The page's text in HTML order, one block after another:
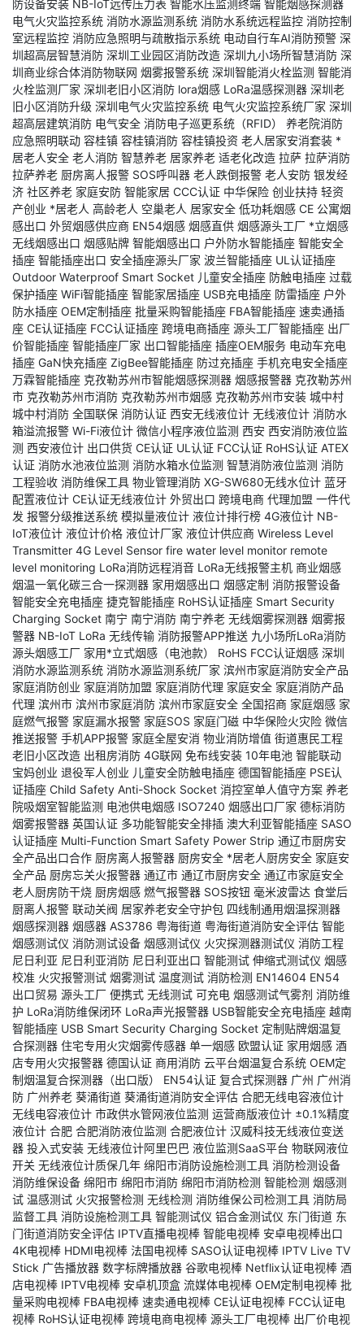
防设备安装 NB-IoT远传压力表 智能水压监测终端 智能烟感探测器
电气火灾监控系统 消防水源监测系统 消防水系统远程监控 消防控制
室远程监控 消防应急照明与疏散指示系统 电动自行车AI消防预警 深
圳超高层智慧消防 深圳工业园区消防改造 深圳九小场所智慧消防 深
圳商业综合体消防物联网 烟雾报警系统 深圳智能消火栓监测 智能消
火栓监测厂家 深圳老旧小区消防 lora烟感 LoRa温感探测器 深圳老
旧小区消防升级 深圳电气火灾监控系统 电气火灾监控系统厂家 深圳
超高层建筑消防 电气安全 消防电子巡更系统（RFID）
养老院消防
应急照明联动 容桂镇 容桂镇消防 容桂镇投资 老人居家安消套装 *
居老人安全 老人消防 智慧养老 居家养老 适老化改造 拉萨 拉萨消防
拉萨养老 厨房离人报警 SOS呼叫器 老人跌倒报警 老人安防 银发经
济 社区养老 家庭安防 智能家居 CCC认证 中华保险 创业扶持 轻资
产创业 *居老人 高龄老人 空巢老人 居家安全 低功耗烟感 CE 公寓烟
感出口 外贸烟感供应商 EN54烟感 烟感直供 烟感源头工厂 *立烟感
无线烟感出口 烟感贴牌 智能烟感出口 户外防水智能插座 智能安全
插座 智能插座出口 安全插座源头厂家 波兰智能插座 UL认证插座
Outdoor Waterproof Smart Socket 儿童安全插座 防触电插座 过载
保护插座 WiFi智能插座 智能家居插座 USB充电插座 防雷插座 户外
防水插座 OEM定制插座 批量采购智能插座 FBA智能插座 速卖通插
座 CE认证插座 FCC认证插座 跨境电商插座 源头工厂智能插座 出厂
价智能插座 智能插座厂家 出口智能插座 插座OEM服务 电动车充电
插座 GaN快充插座 ZigBee智能插座 防过充插座 手机充电安全插座
万霖智能插座 克孜勒苏州市智能烟感探测器 烟感报警器 克孜勒苏州
市 克孜勒苏州市消防 克孜勒苏州市烟感 克孜勒苏州市安装 城中村
城中村消防 全国联保 消防认证 西安无线液位计 无线液位计 消防水
箱溢流报警 Wi-Fi液位计 微信小程序液位监测 西安 西安消防液位监
测 西安液位计 出口供货 CE认证 UL认证 FCC认证 RoHS认证 ATEX
认证 消防水池液位监测 消防水箱水位监测 智慧消防液位监测 消防
工程验收 消防维保工具 物业管理消防 XG-SW680无线水位计 蓝牙
配置液位计 CE认证无线液位计 外贸出口 跨境电商 代理加盟 一件代
发 报警分级推送系统 模拟量液位计 液位计排行榜 4G液位计 NB-
IoT液位计 液位计价格 液位计厂家 液位计供应商 Wireless Level
Transmitter 4G Level Sensor fire water level monitor remote
level monitoring LoRa消防远程消音 LoRa无线报警主机 商业烟感
烟温一氧化碳三合一探测器 家用烟感出口 烟感定制 消防报警设备
智能安全充电插座 捷克智能插座 RoHS认证插座 Smart Security
Charging Socket 南宁 南宁消防 南宁养老 无线烟雾探测器 烟雾报
警器 NB-IoT LoRa 无线传输 消防报警APP推送 九小场所LoRa消防
源头烟感工厂 家用*立式烟感（电池款） RoHS FCC认证烟感 深圳
消防水源监测系统 消防水源监测系统厂家 滨州市家庭消防安全产品
家庭消防创业 家庭消防加盟 家庭消防代理 家庭安全 家庭消防产品
代理 滨州市 滨州市家庭消防 滨州市家庭安全 全国招商 家庭烟感 家
庭燃气报警 家庭漏水报警 家庭SOS 家庭门磁 中华保险火灾险 微信
推送报警 手机APP报警 家庭全屋安消 物业消防增值 街道惠民工程
老旧小区改造 出租房消防 4G联网 免布线安装 10年电池 智能联动
宝妈创业 退役军人创业 儿童安全防触电插座 德国智能插座 PSE认
证插座 Child Safety Anti-Shock Socket 消控室单人值守方案 养老
院吸烟室智能监测 电池供电烟感 ISO7240 烟感出口厂家 德标消防
烟雾报警器 英国认证 多功能智能安全排插 澳大利亚智能插座 SASO
认证插座 Multi-Function Smart Safety Power Strip 通辽市厨房安
全产品出口合作 厨房离人报警器 厨房安全 *居老人厨房安全 家庭安
全产品 厨房忘关火报警器 通辽市 通辽市厨房安全 通辽市家庭安全
老人厨房防干烧 厨房烟感 燃气报警器 SOS按钮 毫米波雷达 食堂后
厨离人报警 联动关阀 居家养老安全守护包 四线制通用烟温探测器
烟感探测器 烟感器 AS3786 粤海街道 粤海街道消防安全评估 智能
烟感测试仪 消防测试设备 烟感测试仪 火灾探测器测试仪 消防工程
尼日利亚 尼日利亚消防 尼日利亚出口 智能测试 伸缩式测试仪 烟感
校准 火灾报警测试 烟雾测试 温度测试 消防检测 EN14604 EN54
出口贸易 源头工厂 便携式 无线测试 可充电 烟感测试气雾剂 消防维
护 LoRa消防维保闭环 LoRa声光报警器 USB智能安全充电插座 越南
智能插座 USB Smart Security Charging Socket 定制贴牌烟温复
合探测器 住宅专用火灾烟雾传感器 单一烟感 欧盟认证 家用烟感 酒
店专用火灾报警器 德国认证 商用消防 云平台烟温复合系统 OEM定
制烟温复合探测器（出口版）
EN54认证 复合式探测器 广州 广州消
防 广州养老 葵涌街道 葵涌街道消防安全评估 合肥无线电容液位计
无线电容液位计 市政供水管网液位监测 运营商版液位计 ±0.1%精度
液位计 合肥 合肥消防液位监测 合肥液位计 汉威科技无线液位变送
器 投入式安装 无线液位计阿里巴巴 液位监测SaaS平台 物联网液位
开关 无线液位计质保几年 绵阳市消防设施检测工具 消防检测设备
消防维保设备 绵阳市 绵阳市消防 绵阳市消防检测 智能检测 烟感测
试 温感测试 火灾报警检测 无线检测 消防维保公司检测工具 消防局
监督工具 消防设施检测工具 智能测试仪 铝合金测试仪 东门街道 东
门街道消防安全评估 IPTV直播电视棒 智能电视棒 安卓电视棒出口
4K电视棒 HDMI电视棒 法国电视棒 SASO认证电视棒 IPTV Live TV
Stick 广告播放器 数字标牌播放器 谷歌电视棒 Netflix认证电视棒 酒
店电视棒 IPTV电视棒 安卓机顶盒 流媒体电视棒 OEM定制电视棒 批
量采购电视棒 FBA电视棒 速卖通电视棒 CE认证电视棒 FCC认证电
视棒 RoHS认证电视棒 跨境电商电视棒 源头工厂电视棒 出厂价电视